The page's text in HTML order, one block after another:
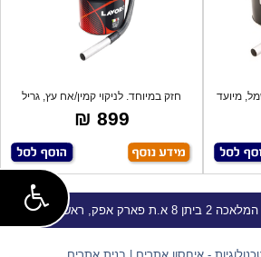
מיועד
חזק במיוחד. לניקוי קמין/אח עץ, גריל
פחמי
899 ₪
8 א.ת פארק אפק, ראש העין